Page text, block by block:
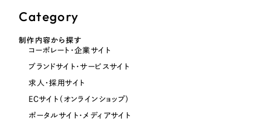
イエロー・黄色
グリーン・緑色
Category
制作内容から探す
コーポレート・企業サイト
ブランドサイト・サービスサイト
求人・採用サイト
ECサイト（オンラインショップ）
ポータルサイト・メディアサイト